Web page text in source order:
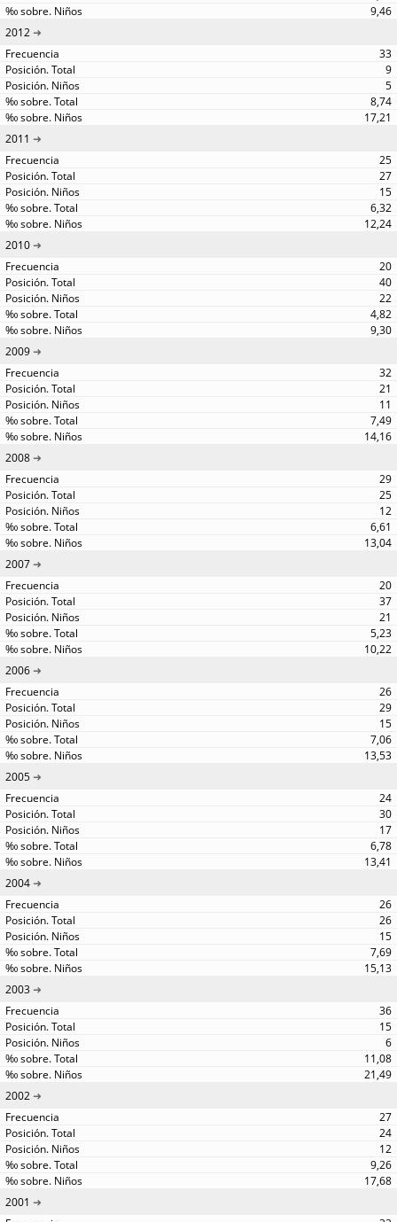
9,46
2012
33
9
5
8,74
17,21
2011
25
27
15
6,32
12,24
2010
20
40
22
4,82
9,30
2009
32
21
11
7,49
14,16
2008
29
25
12
6,61
13,04
2007
20
37
21
5,23
10,22
2006
26
29
15
7,06
13,53
2005
24
30
17
6,78
13,41
2004
26
26
15
7,69
15,13
2003
36
15
6
11,08
21,49
2002
27
24
12
9,26
17,68
2001